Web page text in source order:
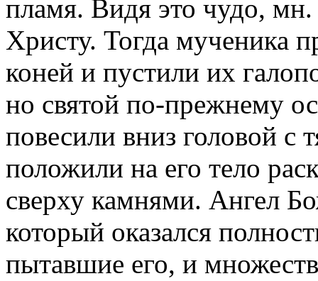
пламя. Видя это чудо,
Христу. Тогда мученика
коней и пустили их
но святой по-прежнему
повесили вниз головой с
положили на его тело
сверху камнями. Ангел
который оказался
пытавшие его, и